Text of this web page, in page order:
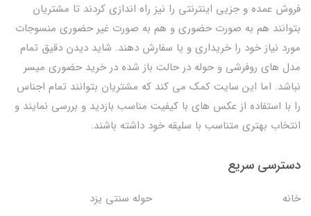
فروش عمده و جزیی اینترنتی را نیز راه اندازی کردند تا مشتریان
بتوانند هم به صورت حضوری و هم به صورت غیر حضوری منسوجات
مورد نیاز خود را خریداری و یا سفارش دهند. شاید دیدن دقیق تمام
مدل های روفرشی و حوله در حالت باز شده در خرید حضوری میسر
نباشد. اما این سایت کمک می کند که مشتریان بتوانند تمام اجناس
را با استفاده از عکس های با کیفیت مناسب بازدید و بررسی نمایند و
انتخاب بهتری متناسب با سلیقه خود داشته باشند.
دسترسی سریع
خانه
حوله سنتی یزد